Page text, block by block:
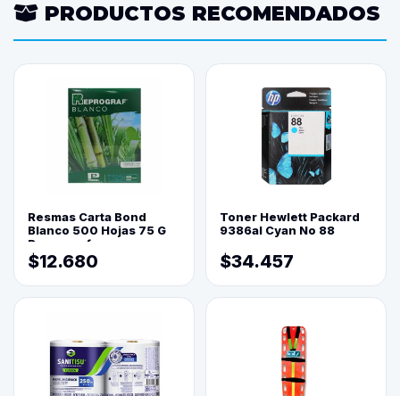
PRODUCTOS RECOMENDADOS
Resmas Carta Bond
Blanco 500 Hojas 75 G
Reprograf.
$12.680
Toner Hewlett Packard
9386al Cyan No 88
$34.457